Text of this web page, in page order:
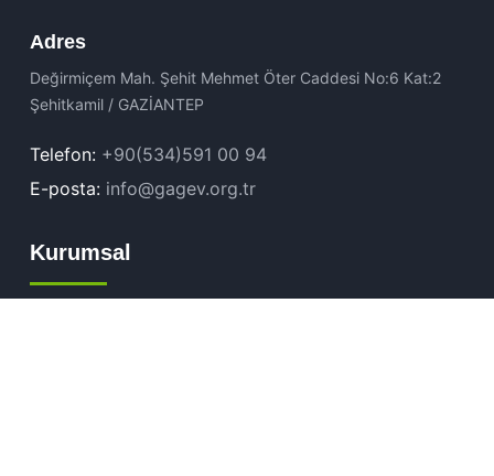
Adres
Değirmiçem Mah. Şehit Mehmet Öter Caddesi No:6 Kat:2
Şehitkamil / GAZİANTEP
Telefon: +90(534)591 00 94
E-posta: info@gagev.org.tr
Kurumsal